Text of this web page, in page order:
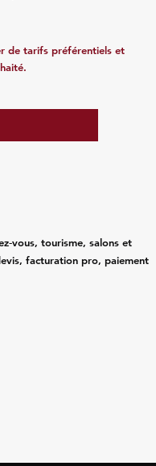
de tarifs préférentiels et
tourisme, salons et
facturation pro, paiement